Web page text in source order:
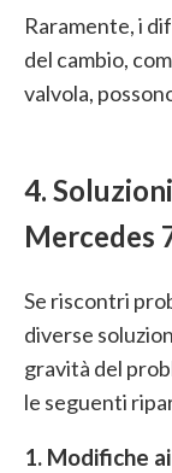
Raramente, i
del cambio,
valvola,
4.
Mercedes
Se riscontri
diverse
gravità del
le seguenti
1. Modifiche